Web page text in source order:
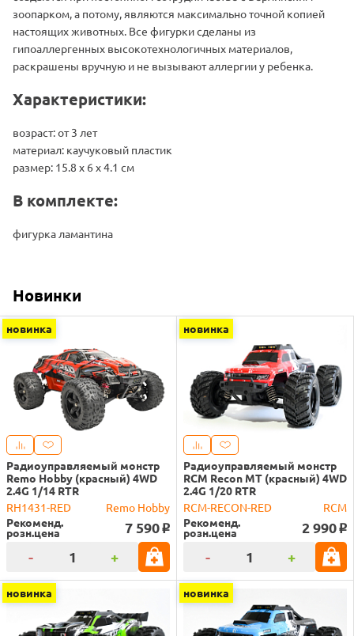
зоопарком, а потому, являются максимально точной копией
настоящих животных. Все фигурки сделаны из
гипоаллергенных высокотехнологичных материалов,
раскрашены вручную и не вызывают аллергии у ребенка.
Характеристики:
возраст: от 3 лет
материал: каучуковый пластик
размер: 15.8 х 6 х 4.1 см
В комплекте:
фигурка ламантина
Новинки
новинка
Радиоуправляемый монстр
Remo Hobby (красный) 4WD
2.4G 1/14 RTR
RH1431-RED
Remo Hobby
Рекоменд.
розн.цена 7 590 o
- +
новинка
Радиоуправляемый монстр
RCM Recon MT (красный) 4WD
2.4G 1/20 RTR
RCM-RECON-RED
RCM
Рекоменд.
розн.цена 2 990 o
- +
новинка новинка